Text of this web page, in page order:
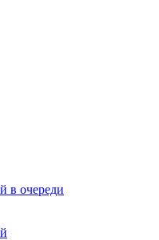
в очереди